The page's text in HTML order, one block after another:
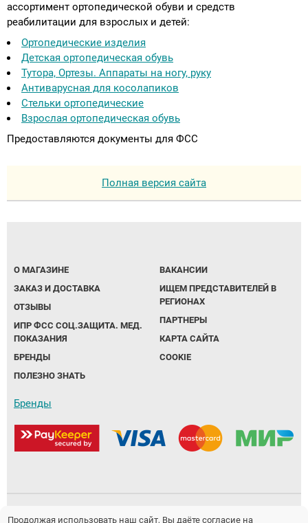
ассортимент ортопедической обуви и средств
реабилитации для взрослых и детей:
Ортопедические изделия
Детская ортопедическая обувь
Тутора, Ортезы. Аппараты на ногу, руку
Антиварусная для косолапиков
Стельки ортопедические
Взрослая ортопедическая обувь
Предоставляются документы для ФСС
Полная версия сайта
О МАГАЗИНЕ
ЗАКАЗ И ДОСТАВКА
ОТЗЫВЫ
ИПР ФСС СОЦ.ЗАЩИТА. МЕД.
ПОКАЗАНИЯ
БРЕНДЫ
ПОЛЕЗНО ЗНАТЬ
ВАКАНСИИ
ИЩЕМ ПРЕДСТАВИТЕЛЕЙ В
РЕГИОНАХ
ПАРТНЕРЫ
КАРТА САЙТА
COOKIE
Бренды
Политика обработки персональных данных
Продолжая использовать наш сайт, Вы даёте согласие на